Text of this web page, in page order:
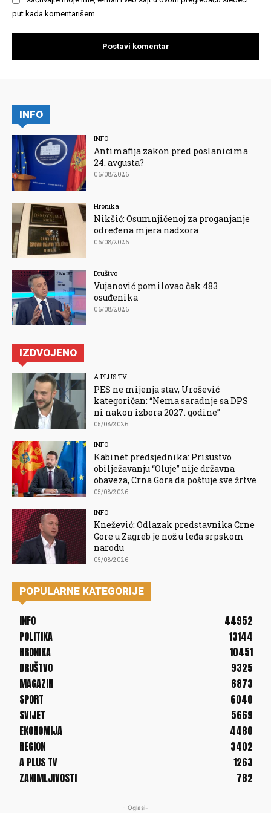
put kada komentarišem.
INFO
INFO
Antimafija zakon pred poslanicima
24. avgusta?
06/08/2026
Hronika
Nikšić: Osumnjičenoj za proganjanje
određena mjera nadzora
06/08/2026
Društvo
Vujanović pomilovao čak 483
osuđenika
06/08/2026
IZDVOJENO
A PLUS TV
PES ne mijenja stav, Urošević
kategoričan: “Nema saradnje sa DPS
ni nakon izbora 2027. godine”
05/08/2026
INFO
Kabinet predsjednika: Prisustvo
obilježavanju “Oluje” nije državna
obaveza, Crna Gora da poštuje sve žrtve
05/08/2026
INFO
Knežević: Odlazak predstavnika Crne
Gore u Zagreb je nož u leđa srpskom
narodu
05/08/2026
POPULARNE KATEGORIJE
INFO
44952
POLITIKA
13144
HRONIKA
10451
DRUŠTVO
9325
MAGAZIN
6873
SPORT
6040
SVIJET
5669
EKONOMIJA
4480
REGION
3402
A PLUS TV
1263
ZANIMLJIVOSTI
782
- Oglasi-